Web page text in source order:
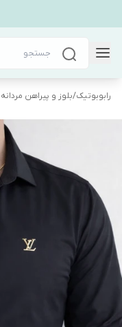
رابوبوتیک/بلوز و پیراهن مردانه